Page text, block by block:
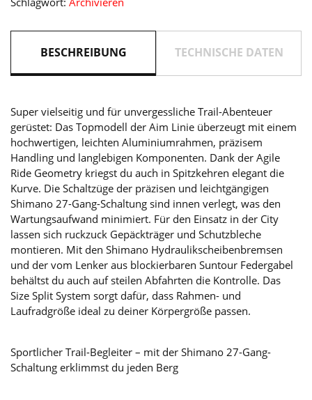
2021
BESCHREIBUNG TECHNISCHE DATEN
Super vielseitig und für unvergessliche Trail-Abenteuer
gerüstet: Das Topmodell der Aim Linie überzeugt mit einem
hochwertigen, leichten Aluminiumrahmen, präzisem
Handling und langlebigen Komponenten. Dank der Agile
Ride Geometry kriegst du auch in Spitzkehren elegant die
Kurve. Die Schaltzüge der präzisen und leichtgängigen
Shimano 27-Gang-Schaltung sind innen verlegt, was den
Wartungsaufwand minimiert. Für den Einsatz in der City
lassen sich ruckzuck Gepäckträger und Schutzbleche
montieren. Mit den Shimano Hydraulikscheibenbremsen
und der vom Lenker aus blockierbaren Suntour Federgabel
behältst du auch auf steilen Abfahrten die Kontrolle. Das
Size Split System sorgt dafür, dass Rahmen- und
Laufradgröße ideal zu deiner Körpergröße passen.
Sportlicher Trail-Begleiter – mit der Shimano 27-Gang-
Schaltung erklimmst du jeden Berg